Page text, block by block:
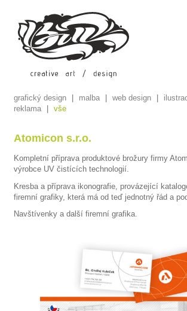
grafický design malba web design
reklama
vše
Atomicon s.r.o.
Kompletní příprava produktové brožury firmy
výrobce UV čistících technologií.
Kresba a příprava ikonografie, provázející
firemní grafiky, která má od teď jednotný řád a
Navštívenky a další firemní grafika.